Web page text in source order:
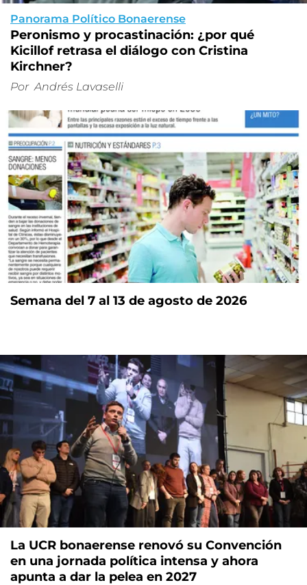
Panorama Político Bonaerense
Peronismo y procastinación: ¿por qué
Kicillof retrasa el diálogo con Cristina
Kirchner?
Por Andrés Lavaselli
Semana del 7 al 13 de agosto de 2026
La UCR bonaerense renovó su Convención
en una jornada política intensa y ahora
apunta a dar la pelea en 2027